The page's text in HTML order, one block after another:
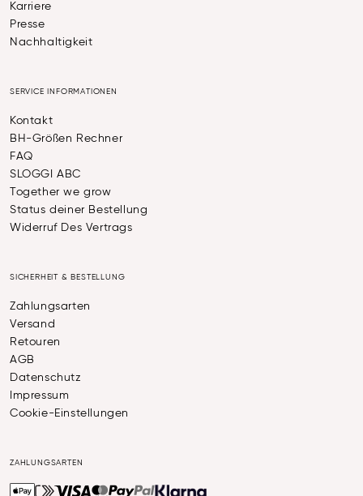
Karriere
Presse
Nachhaltigkeit
SERVICE INFORMATIONEN
Kontakt
BH-Größen Rechner
FAQ
SLOGGI ABC
Together we grow
Status deiner Bestellung
Widerruf Des Vertrags
SICHERHEIT & BESTELLUNG
Zahlungsarten
Versand
Retouren
AGB
Datenschutz
Impressum
Cookie-Einstellungen
ZAHLUNGSARTEN